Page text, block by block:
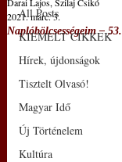
All Posts
KIEMELT CIKKEK
Hírek, újdonságok
Tisztelt Olvasó!
Magyar Idő
Új Történelem
Kultúra
Naplóbölcsességeim – 53.
2021. márc. 3.